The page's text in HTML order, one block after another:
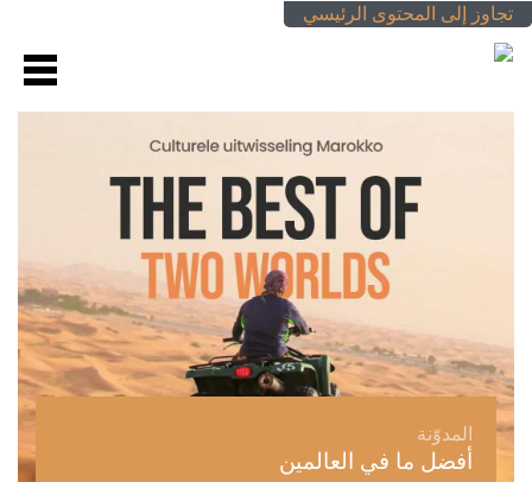
تجاوز إلى المحتوى الرئيسي
المدوّنة
أفضل ما في العالمين